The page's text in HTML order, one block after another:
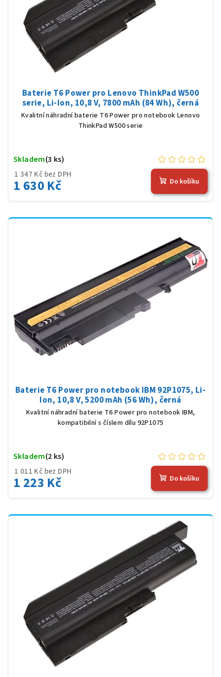
Baterie T6 Power pro Lenovo ThinkPad W500
serie, Li-Ion, 10,8 V, 7800 mAh (84 Wh), černá
Kvalitní náhradní baterie T6 Power pro notebook Lenovo
ThinkPad W500 serie
1 347 Kč bez DPH
1 630 Kč
Skladem(3 ks)
Do košíku
Baterie T6 Power pro notebook IBM 92P1075, Li-
Ion, 10,8 V, 5200 mAh (56 Wh), černá
Kvalitní náhradní baterie T6 Power pro notebook IBM,
kompatibilní s číslem dílu 92P1075
1 011 Kč bez DPH
1 223 Kč
Skladem(2 ks)
Do košíku